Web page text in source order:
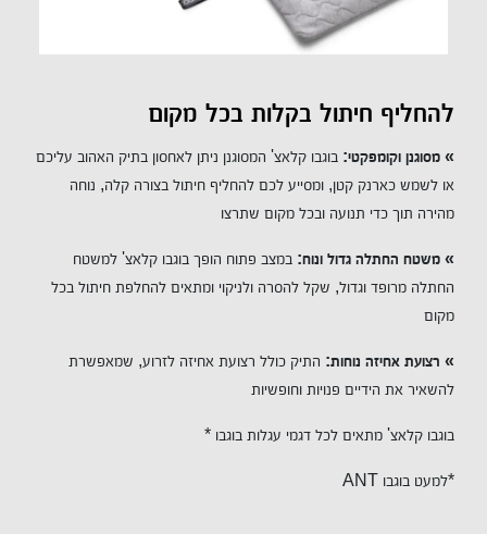
להחליף חיתול בקלות בכל מקום
» מסוגנן וקומפקטי: בוגבו קלאצ' המסוגנן ניתן לאחסון בתיק האהוב עליכם
או לשמש כארנק קטן, ומסייע לכם להחליף חיתול בצורה קלה, נוחה
מהירה תוך כדי תנועה ובכל מקום שתרצו
» משטח החתלה גדול ונוח: במצב פתוח הופך בוגבו קלאצ' למשטח
החתלה מרופד וגדול, שקל להסרה ולניקוי ומתאים להחלפת חיתול בכל
מקום
» רצועת אחיזה נוחות: התיק כולל רצועת אחיזה לזרוע, שמאפשרת
להשאיר את הידיים פנויות וחופשיות
בוגבו קלאצ' מתאים לכל דגמי עגלות בוגבו *
*למעט בוגבו ANT